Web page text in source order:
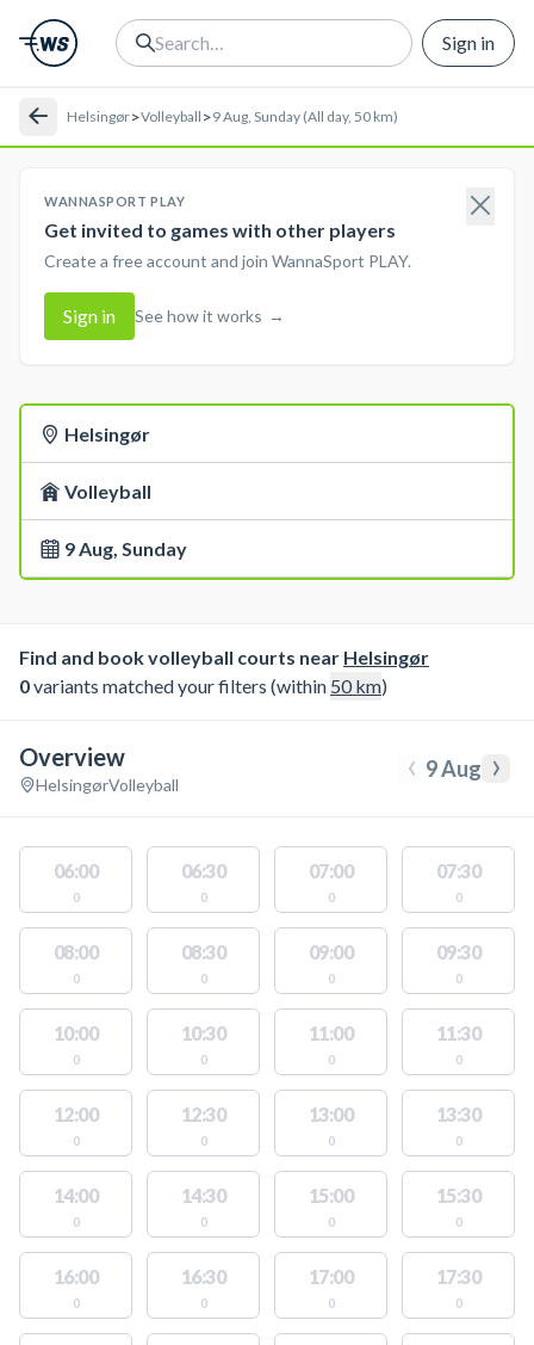
Sign in
Helsingør>Volleyball >9 Aug, Sunday (All day, 50 km)
WANNASPORT PLAY
Get invited to games with other players
Create a free account and join WannaSport PLAY.
Sign in See how it works →
Helsingør
Volleyball
9 Aug, Sunday
Find and book volleyball courts near Helsingør
0variants matched your filters (within 50km)
Overview
HelsingørVolleyball ‹ 9 Aug ›
06:00
0
06:30
0
07:00
0
07:30
0
08:00
0
08:30
0
09:00
0
09:30
0
10:00
0
10:30
0
11:00
0
11:30
0
12:00
0
12:30
0
13:00
0
13:30
0
14:00
0
14:30
0
15:00
0
15:30
0
16:00
0
16:30
0
17:00
0
17:30
0